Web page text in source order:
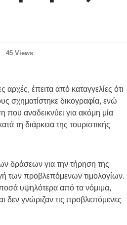
45 Views
έπειτα από καταγγελίες ότι
σχηματίστηκε δικογραφία, ενώ
που αναδεικνύει για ακόμη μία
τη διάρκεια της τουριστικής
δράσεων για την τήρηση της
των προβλεπόμενων τιμολογίων.
υψηλότερα από τα νόμιμα,
δεν γνώριζαν τις προβλεπόμενες